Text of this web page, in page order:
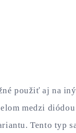
použiť aj na
medzi
Tento typ